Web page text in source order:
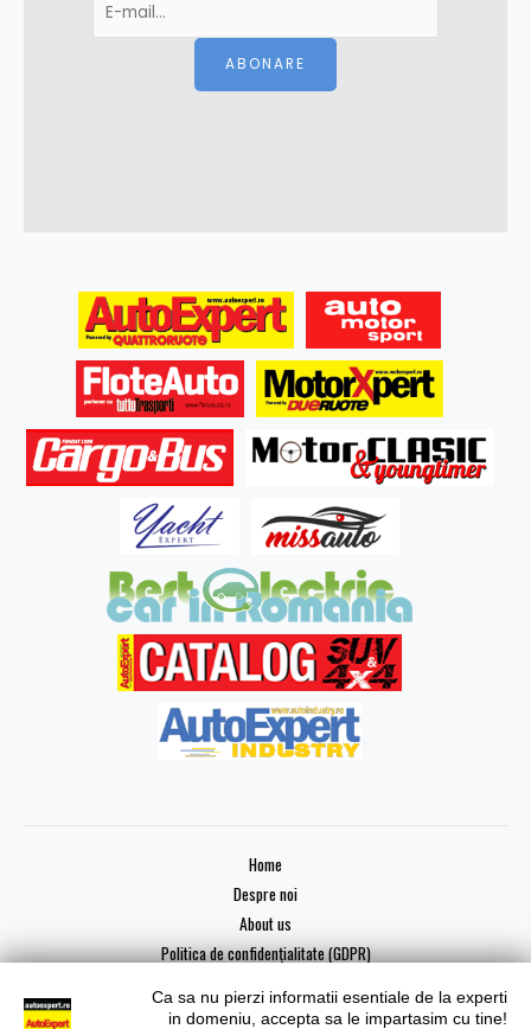
ABONARE
Home
Despre noi
About us
Politica de confidențialitate (GDPR)
Ca sa nu pierzi informatii esentiale de la experti
in domeniu, accepta sa le impartasim cu tine!